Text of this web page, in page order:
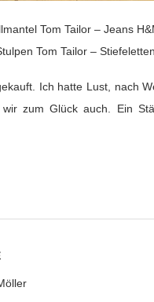
Tom Tailor – Jeans
Tom Tailor –
Ich hatte Lust, nach
zum Glück auch. Ein